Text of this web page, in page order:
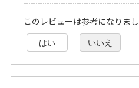
このレビューは参考になりま
はい いいえ